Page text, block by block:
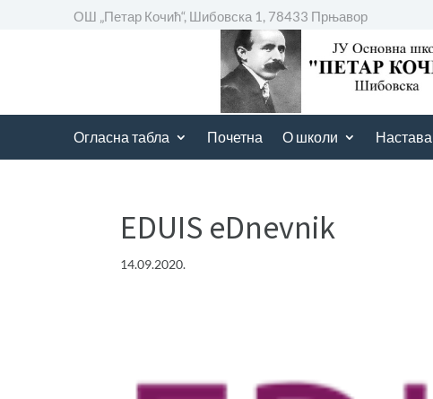
ОШ „Петар Кочић“, Шибовска 1, 78433 Прњавор
Огласна табла Почетна О школи Настава
EDUIS eDnevnik
14.09.2020.